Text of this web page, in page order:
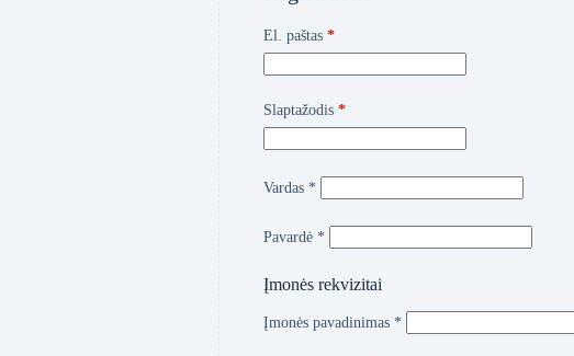
El. paštas *Privalomas
Slaptažodis *Privalomas
Vardas *
Pavardė *
Įmonės rekvizitai
Įmonės pavadinimas *